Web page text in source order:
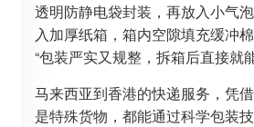
透明防静电袋封装，再放入小气
入加厚纸箱，箱内空隙填充缓冲
“包装严实又规整，拆箱后直接就
马来西亚到香港的快递服务，凭
是特殊货物，都能通过科学包装